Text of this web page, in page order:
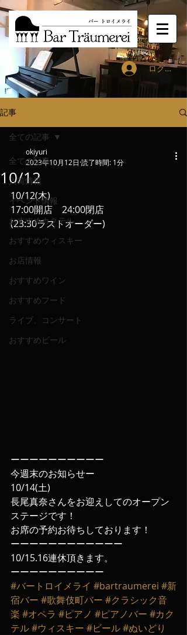
ログイン
記事
全ての記事
入荷情報
イベント情報
おすすめカクテル
おすすめウィスキー
お店情報
おすすめワイン
おすすめフード
ライブ、コンサート
おすすめビール
全ての記事
10/12
okiyuri
2023年10月12日 読了時間: 1分
10/12(木)
17:00開店　24:00閉店
(23:30ラストオーダー)
ーーーーーーーーーー
今週末のお知らせー
10/14(土)
長尾真奈さんをお迎えしてのオープン
ステージです！
お席の予約お待ちしております！
ーーーーーーーーーーーー
10/15.16連休頂きます。
ーーーーーーーーーー
#バートロイメライ #bartraumerei #新
宿バー #歌舞伎町バー #クラシック音
楽 #オペラ #ピアノ #ピアノバー #カク
テル#ウィスキー #ビール#ぬいどり